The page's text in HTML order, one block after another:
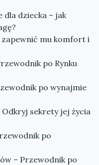
dla dziecka – jak
zapewnić mu komfort i
po Rynku
po wynajmie
Odkryj sekrety jej życia
po
– Przewodnik po